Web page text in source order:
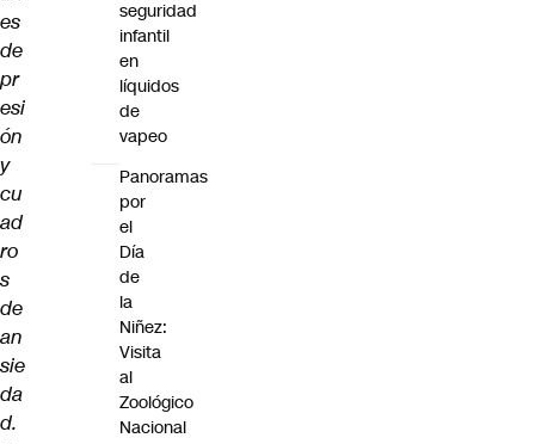
es
de
pr
esi
ón
y
cu
ad
ro
s
de
an
sie
da
d.
seguridad
infantil
en
líquidos
de
vapeo
Panoramas
por
el
Día
de
la
Niñez:
Visita
al
Zoológico
Nacional